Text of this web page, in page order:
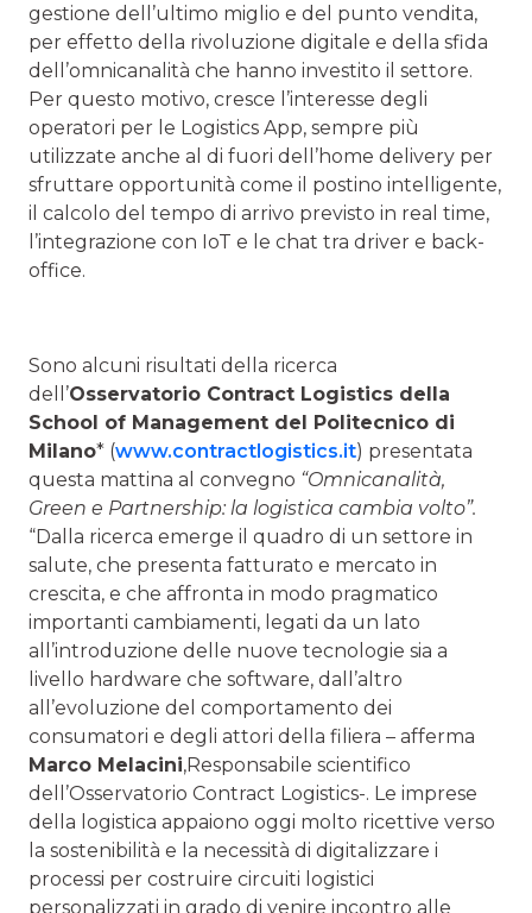
gestione dell’ultimo miglio e del punto vendita,
per effetto della rivoluzione digitale e della sfida
dell’omnicanalità che hanno investito il settore.
Per questo motivo, cresce l’interesse degli
operatori per le Logistics App, sempre più
utilizzate anche al di fuori dell’home delivery per
sfruttare opportunità come il postino intelligente,
il calcolo del tempo di arrivo previsto in real time,
l’integrazione con IoT e le chat tra driver e back-
office.
Sono alcuni risultati della ricerca
dell’Osservatorio Contract Logistics della
School of Management del Politecnico di
Milano* (www.contractlogistics.it) presentata
questa mattina al convegno “Omnicanalità,
Green e Partnership: la logistica cambia volto”.
“Dalla ricerca emerge il quadro di un settore in
salute, che presenta fatturato e mercato in
crescita, e che affronta in modo pragmatico
importanti cambiamenti, legati da un lato
all’introduzione delle nuove tecnologie sia a
livello hardware che software, dall’altro
all’evoluzione del comportamento dei
consumatori e degli attori della filiera – afferma
Marco Melacini,Responsabile scientifico
dell’Osservatorio Contract Logistics-. Le imprese
della logistica appaiono oggi molto ricettive verso
la sostenibilità e la necessità di digitalizzare i
processi per costruire circuiti logistici
personalizzati in grado di venire incontro alle